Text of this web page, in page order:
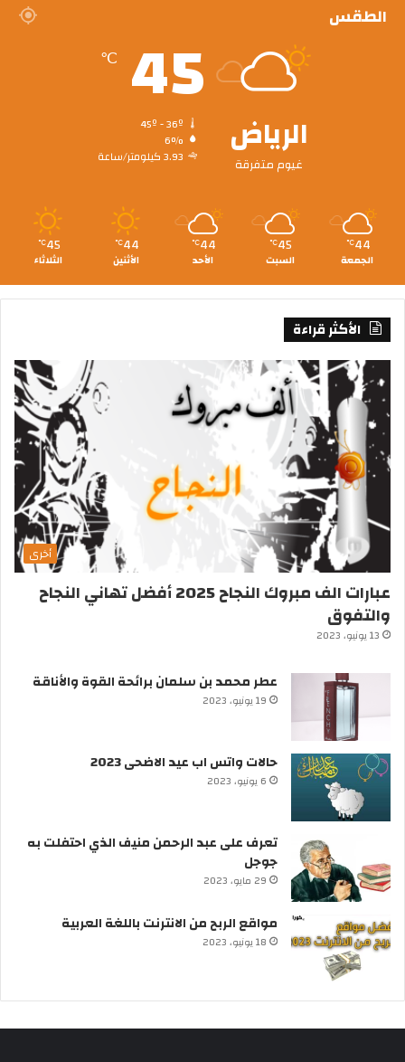
الطقس
الرياض
غيوم متفرقة
45
℃
6%
3.93 كيلومتر/ساعة
44
℃
الجمعة
45
℃
السبت
44
℃
الأحد
44
℃
الأثنين
45
℃
الثلاثاء
الأكثر قراءة
أخرى
عبارات الف مبروك النجاح 2025 أفضل تهاني النجاح
والتفوق
13 يونيو، 2023
عطر محمد بن سلمان برائحة القوة والأناقة
19 يونيو، 2023
حالات واتس اب عيد الاضحى 2023
6 يونيو، 2023
تعرف على عبد الرحمن منيف الذي احتفلت به
جوجل
29 مايو، 2023
مواقع الربح من الانترنت باللغة العربية
18 يونيو، 2023